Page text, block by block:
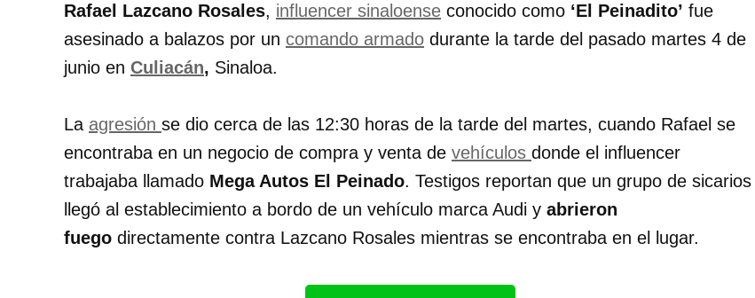
Rafael Lazcano Rosales, influencer sinaloense conocido como ‘El Peinadito’ fue
asesinado a balazos por un comando armado durante la tarde del pasado martes 4 de
junio en Culiacán, Sinaloa.
La agresión se dio cerca de las 12:30 horas de la tarde del martes, cuando Rafael se
encontraba en un negocio de compra y venta de vehículos donde el influencer
trabajaba llamado Mega Autos El Peinado. Testigos reportan que un grupo de sicarios
llegó al establecimiento a bordo de un vehículo marca Audi y abrieron
fuego directamente contra Lazcano Rosales mientras se encontraba en el lugar.